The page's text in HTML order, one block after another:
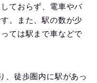
ておらず、電車やバ
。また、駅の数が少
ては駅まで車などで
、徒歩圏内に駅があっ